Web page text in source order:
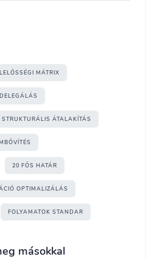
MÁTRIX
DELEGÁLÁS
STRUKTURÁLIS ÁTALAKÍTÁS
20 FŐS HATÁR
OPTIMALIZÁLÁS
FOLYAMATOK STANDAR
másokkal